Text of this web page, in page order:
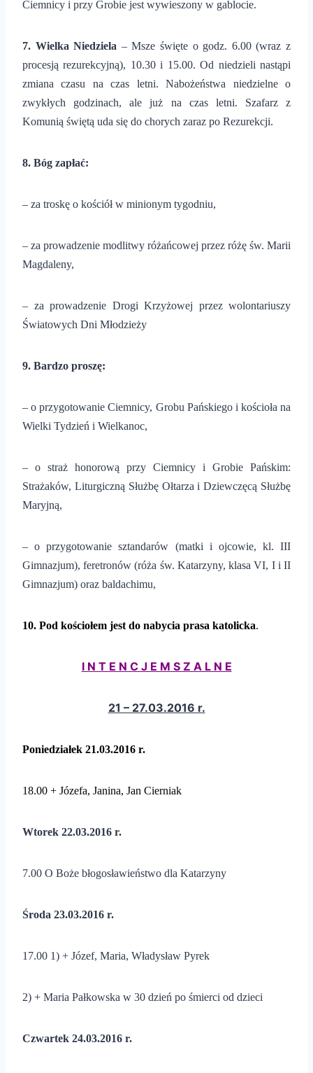
Ciemnicy i przy Grobie jest wywieszony w gablocie.
7. Wielka Niedziela – Msze święte o godz. 6.00 (wraz z
procesją rezurekcyjną), 10.30 i 15.00. Od niedzieli nastąpi
zmiana czasu na czas letni. Nabożeństwa niedzielne o
zwykłych godzinach, ale już na czas letni. Szafarz z
Komunią świętą uda się do chorych zaraz po Rezurekcji.
8. Bóg zapłać:
– za troskę o kościół w minionym tygodniu,
– za prowadzenie modlitwy różańcowej przez różę św. Marii
Magdaleny,
– za prowadzenie Drogi Krzyżowej przez wolontariuszy
Światowych Dni Młodzieży
9. Bardzo proszę:
– o przygotowanie Ciemnicy, Grobu Pańskiego i kościoła na
Wielki Tydzień i Wielkanoc,
– o straż honorową przy Ciemnicy i Grobie Pańskim:
Strażaków, Liturgiczną Służbę Ołtarza i Dziewczęcą Służbę
Maryjną,
– o przygotowanie sztandarów (matki i ojcowie, kl. III
Gimnazjum), feretronów (róża św. Katarzyny, klasa VI, I i II
Gimnazjum) oraz baldachimu,
10. Pod kościołem jest do nabycia prasa katolicka.
I N T E N C J E M S Z A L N E
21 – 27.03.2016 r.
Poniedziałek 21.03.2016 r.
18.00 + Józefa, Janina, Jan Cierniak
Wtorek 22.03.2016 r.
7.00 O Boże błogosławieństwo dla Katarzyny
Środa 23.03.2016 r.
17.00 1) + Józef, Maria, Władysław Pyrek
2) + Maria Pałkowska w 30 dzień po śmierci od dzieci
Czwartek 24.03.2016 r.